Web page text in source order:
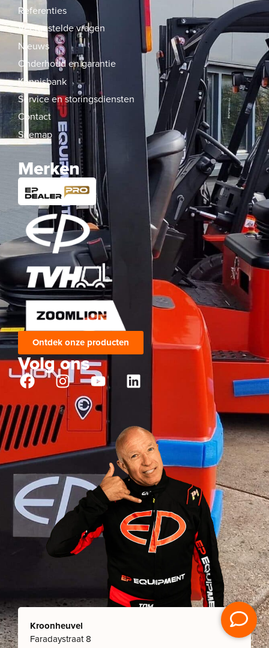
Referenties
Veelgestelde vragen
Nieuws
Onderhoud en garantie
Kennisbank
Service en storingsdiensten
Contact
Sitemap
Merken
Ontdek onze producten
Volg ons
Kroonheuvel
Faradaystraat 8